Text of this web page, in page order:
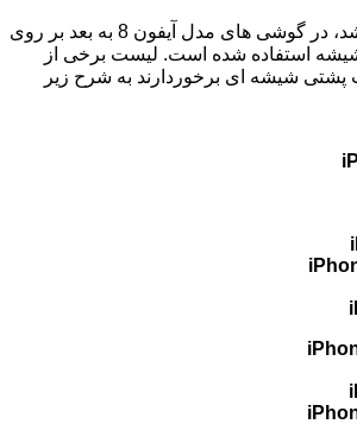
همان طور که اشاره شد، در گوشی های مدل آیفون 8 به بعد بر روی
استفاده شده است. لیست برخی از
شیشه ای برخوردارند به شرح زیر